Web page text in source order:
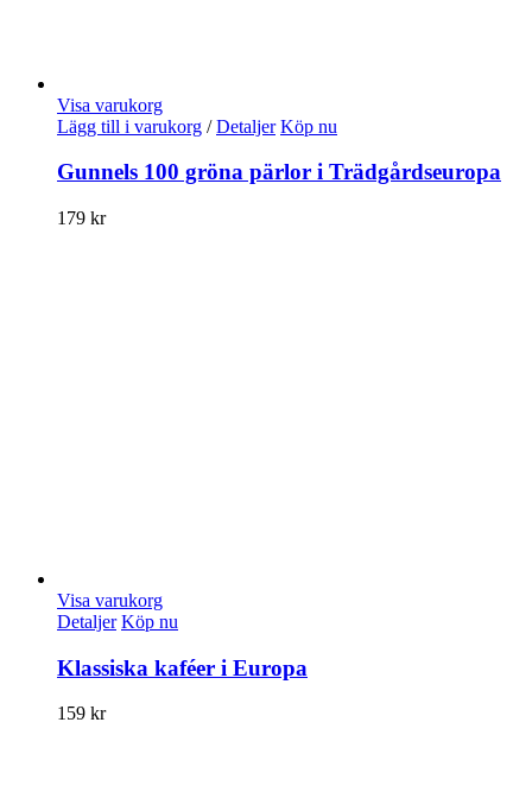
Visa varukorg
Lägg till i varukorg / Detaljer Köp nu
Gunnels 100 gröna pärlor i Trädgårdseuropa
179 kr
Visa varukorg
Detaljer Köp nu
Klassiska kaféer i Europa
159 kr